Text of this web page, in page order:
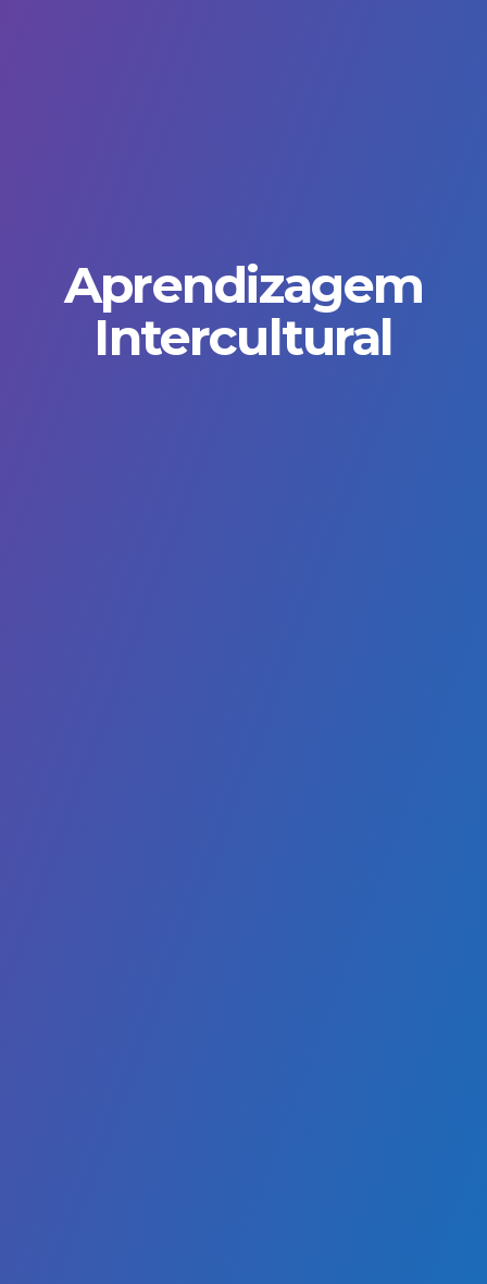
Aprendizagem
Intercultural